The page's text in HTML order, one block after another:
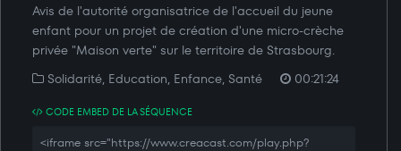
Avis de l'autorité organisatrice de l'accueil du jeune
enfant pour un projet de création d'une micro-crèche
privée "Maison verte" sur le territoire de Strasbourg.
Solidarité, Education, Enfance, Santé
00:21:24
CODE EMBED DE LA SÉQUENCE
<iframe src="https://www.creacast.com/play.php?